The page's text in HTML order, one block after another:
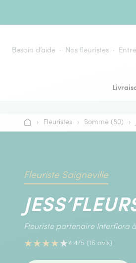
Besoin d’aide Nos fleuristes
Accueil
› Fleuristes › Somme (80) ›
Fleuriste Saigneville
Fleuriste partenaire Interflora
★★★★★4.4/5 (16 avis)